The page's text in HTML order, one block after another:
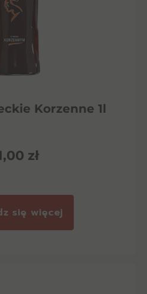
Korzenne 1l
zł
się więcej